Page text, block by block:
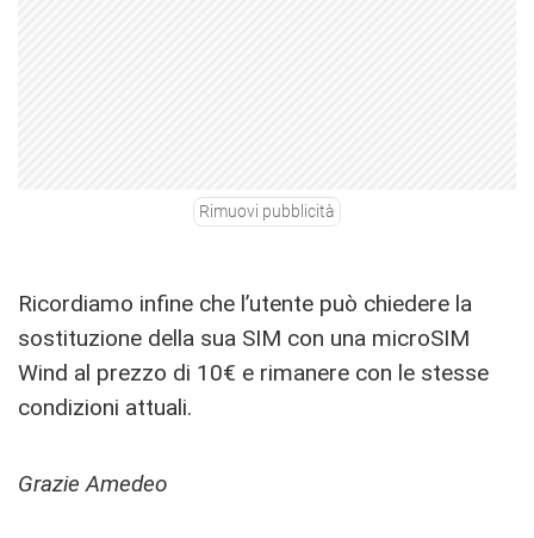
Rimuovi pubblicità
Ricordiamo infine che l’utente può chiedere la
sostituzione della sua SIM con una microSIM
Wind al prezzo di 10€ e rimanere con le stesse
condizioni attuali.
Grazie Amedeo